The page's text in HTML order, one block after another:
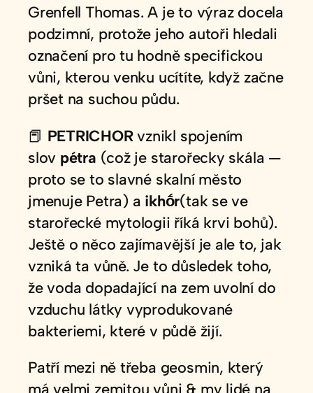
Grenfell Thomas. A je to výraz docela
podzimní, protože jeho autoři hledali
označení pro tu hodně specifickou
vůni, kterou venku ucítíte, když začne
pršet na suchou půdu.
📕 PETRICHORvznikl spojením
slov pétra (což je starořecky skála —
proto se to slavné skalní město
jmenuje Petra) a ikhṓr(tak se ve
starořecké mytologii říká krvi bohů).
Ještě o něco zajímavější je ale to, jak
vzniká ta vůně. Je to důsledek toho,
že voda dopadající na zem uvolní do
vzduchu látky vyprodukované
bakteriemi, které v půdě žijí.
Patří mezi ně třeba geosmin, který
má velmi zemitou vůni & my lidé na